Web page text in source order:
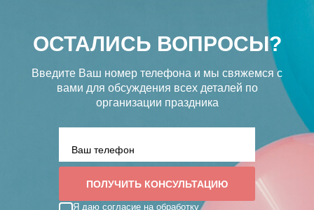
ОСТАЛИСЬ ВОПРОСЫ?
Введите Ваш номер телефона и мы свяжемся с
вами для обсуждения всех деталей по
организации праздника
Я даю согласие на обработку